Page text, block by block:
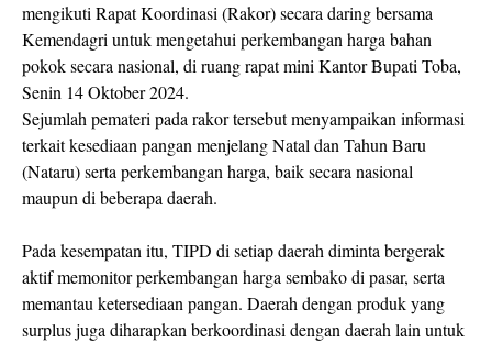
mengikuti Rapat Koordinasi (Rakor) secara daring bersama
Kemendagri untuk mengetahui perkembangan harga bahan
pokok secara nasional, di ruang rapat mini Kantor Bupati Toba,
Senin 14 Oktober 2024.
Sejumlah pemateri pada rakor tersebut menyampaikan informasi
terkait kesediaan pangan menjelang Natal dan Tahun Baru
(Nataru) serta perkembangan harga, baik secara nasional
maupun di beberapa daerah.
Pada kesempatan itu, TIPD di setiap daerah diminta bergerak
aktif memonitor perkembangan harga sembako di pasar, serta
memantau ketersediaan pangan. Daerah dengan produk yang
surplus juga diharapkan berkoordinasi dengan daerah lain untuk